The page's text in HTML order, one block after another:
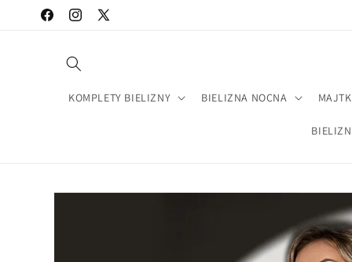
Przejdź
do treści
FacebookInstagram
X
KOMPLETY BIELIZNY BIELIZNA NOCNA